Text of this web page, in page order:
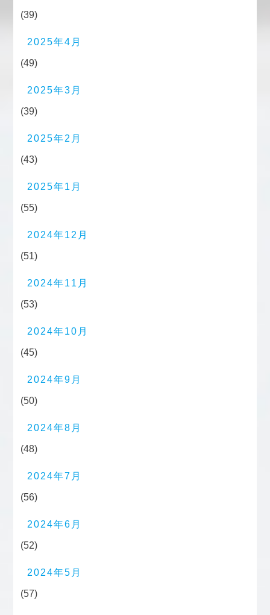
(39)
2025年4月
(49)
2025年3月
(39)
2025年2月
(43)
2025年1月
(55)
2024年12月
(51)
2024年11月
(53)
2024年10月
(45)
2024年9月
(50)
2024年8月
(48)
2024年7月
(56)
2024年6月
(52)
2024年5月
(57)